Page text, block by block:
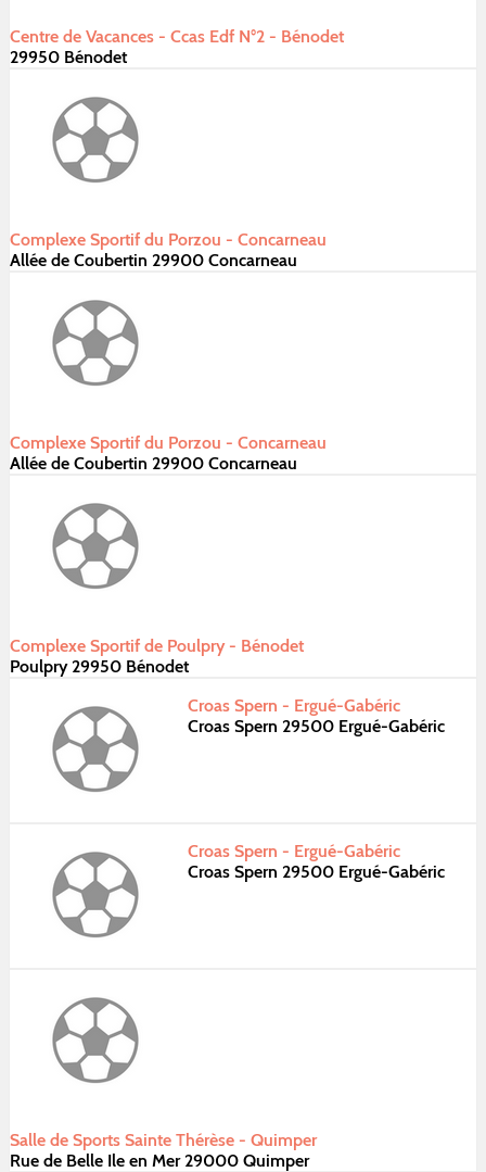
Centre de Vacances - Ccas Edf N°2 - Bénodet
29950 Bénodet
Complexe Sportif du Porzou - Concarneau
Allée de Coubertin 29900 Concarneau
Complexe Sportif du Porzou - Concarneau
Allée de Coubertin 29900 Concarneau
Complexe Sportif de Poulpry - Bénodet
Poulpry 29950 Bénodet
Croas Spern - Ergué-Gabéric
Croas Spern 29500 Ergué-Gabéric
Croas Spern - Ergué-Gabéric
Croas Spern 29500 Ergué-Gabéric
Salle de Sports Sainte Thérèse - Quimper
Rue de Belle Ile en Mer 29000 Quimper